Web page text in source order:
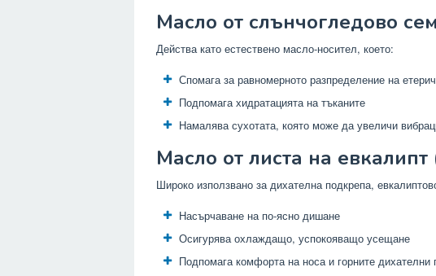
Масло от слънчогледово
Действа като естествено масло-носител, което:
Спомага за равномерното разпределение на
Подпомага хидратацията на тъканите
Намалява сухотата, която може да увеличи
Масло от листа на евкалипт
Широко използвано за дихателна подкрепа,
Насърчаване на по-ясно дишане
Осигурява охлаждащо, успокояващо усещане
Подпомага комфорта на носа и горните дихателни